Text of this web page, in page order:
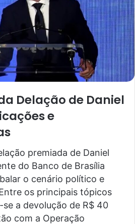
Delação de Daniel
e
premiada de Daniel
do Banco de Brasília
o cenário político e
os principais tópicos
a devolução de R$ 40
com a Operação